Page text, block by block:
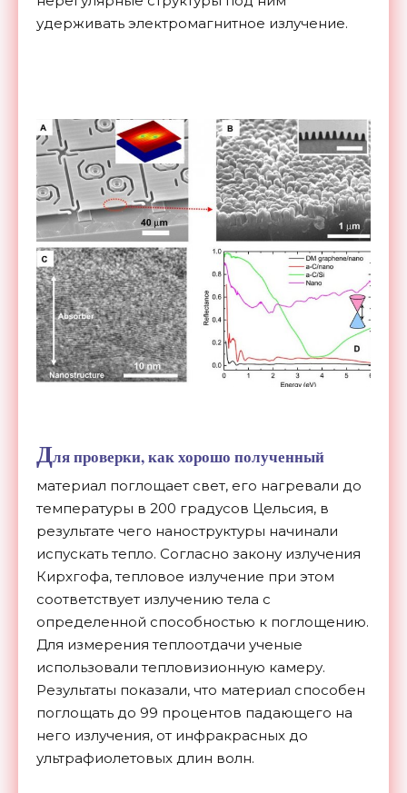
удерживать электромагнитное излучение.
Для проверки, как хорошо полученный
материал поглощает свет, его нагревали до
температуры в 200 градусов Цельсия, в
результате чего наноструктуры начинали
испускать тепло. Согласно закону излучения
Кирхгофа, тепловое излучение при этом
соответствует излучению тела с
определенной способностью к поглощению.
Для измерения теплоотдачи ученые
использовали тепловизионную камеру.
Результаты показали, что материал способен
поглощать до 99 процентов падающего на
него излучения, от инфракрасных до
ультрафиолетовых длин волн.